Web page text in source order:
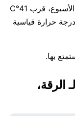
تظل درجات الحرارة ثابتة إلى حد كبير هذا الأسبوع، قرب 41°C
حرارة قياسية
بها.
لمدة 7 يوم لـ الرقة،